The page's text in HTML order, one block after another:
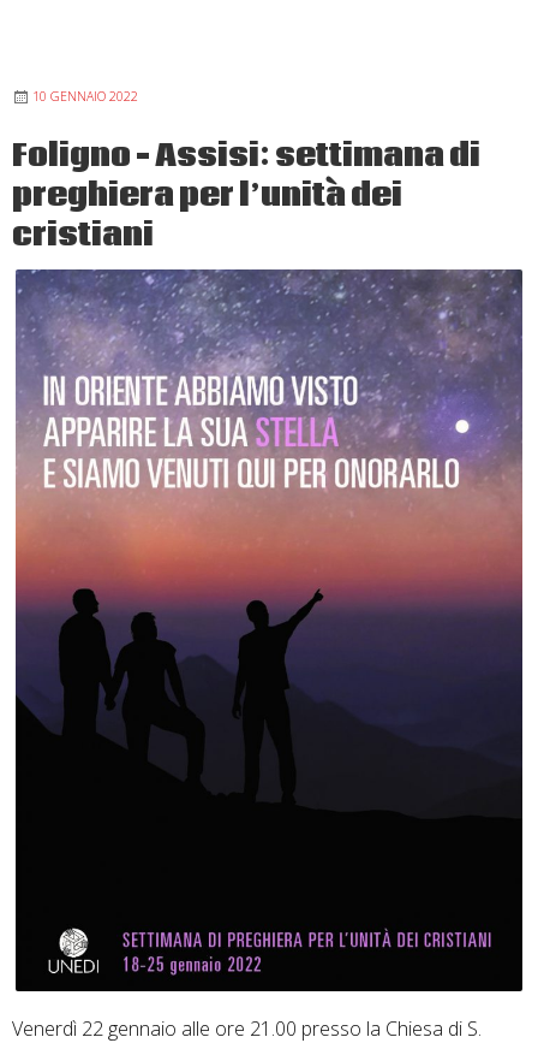
10 GENNAIO 2022
Foligno – Assisi: settimana di
preghiera per l’unità dei
cristiani
Venerdì 22 gennaio alle ore 21.00 presso la Chiesa di S.